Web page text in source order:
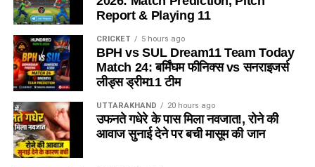
Report & Playing 11
CRICKET 5 hours ago
BPH vs SUL Dream11 Team Today
Match 24: बर्मिंघम फीनिक्स vs सनराइजर्स
लीड्स ड्रीम11 टीम
UTTARAKHAND 20 hours ago
उफनते गधेरे के पास मिला नवजात!, रोने की
आवाज सुनाई देने पर बची मासूम की जान